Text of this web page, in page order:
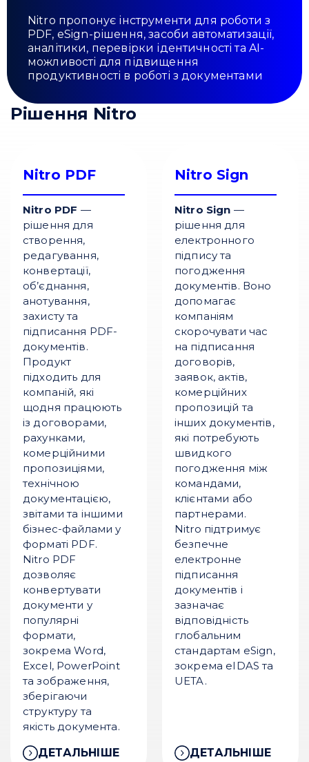
Nitro пропонує інструменти для роботи з
PDF, eSign-рішення, засоби автоматизації,
аналітики, перевірки ідентичності та AI-
можливості для підвищення
продуктивності в роботі з документами
Рішення Nitro
Nitro PDF
Nitro PDF —
рішення для
створення,
редагування,
конвертації,
об’єднання,
анотування,
захисту та
підписання PDF-
документів.
Продукт
підходить для
компаній, які
щодня працюють
із договорами,
рахунками,
комерційними
пропозиціями,
технічною
документацією,
звітами та іншими
бізнес-файлами у
форматі PDF.
Nitro PDF
дозволяє
конвертувати
документи у
популярні
формати,
зокрема Word,
Excel, PowerPoint
та зображення,
зберігаючи
структуру та
якість документа.
ДЕТАЛЬНІШЕ
Nitro Sign
Nitro Sign —
рішення для
електронного
підпису та
погодження
документів. Воно
допомагає
компаніям
скорочувати час
на підписання
договорів,
заявок, актів,
комерційних
пропозицій та
інших документів,
які потребують
швидкого
погодження між
командами,
клієнтами або
партнерами.
Nitro підтримує
безпечне
електронне
підписання
документів і
зазначає
відповідність
глобальним
стандартам eSign,
зокрема eIDAS та
UETA.
ДЕТАЛЬНІШЕ